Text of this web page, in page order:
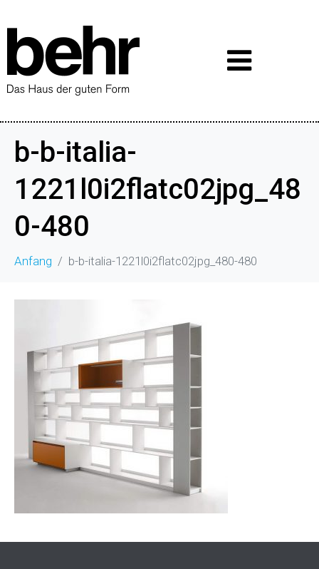
b-b-italia-
1221l0i2flatc02jpg_48
0-480
Anfang b-b-italia-1221l0i2flatc02jpg_480-480